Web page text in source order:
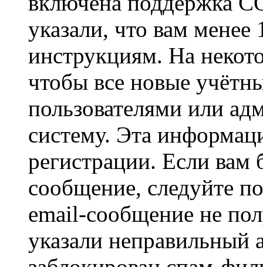
указали, что вам
инструкциям. На
чтобы все новые
пользователями или
систему. Эта
регистрации. Если
сообщение, следуйте
email-сообщение не
указали неправильный